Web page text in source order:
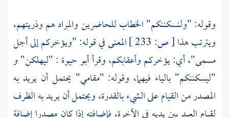
وقوله: "ولنسكننكم" الخطاب للحاضرين والمراد هم وذريتهم،
ويترتب هذا[ص:
المعنى في قوله: "ويؤخركم إلى أجل
مسمى"، أي: يؤخركم وأعقابكم، وقرأأبو حيوة : "ليهلكن" و
"ليسكننكم" بالياء فيهما، وقوله: "مقامي" يحتمل أن يريد به
المصدر من القيام على الشيء بالقدرة، ويحتمل أن يريد به الظرف